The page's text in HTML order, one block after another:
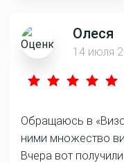
Олеся
14 июля
Обращаюсь в
ними множество
Вчера вот